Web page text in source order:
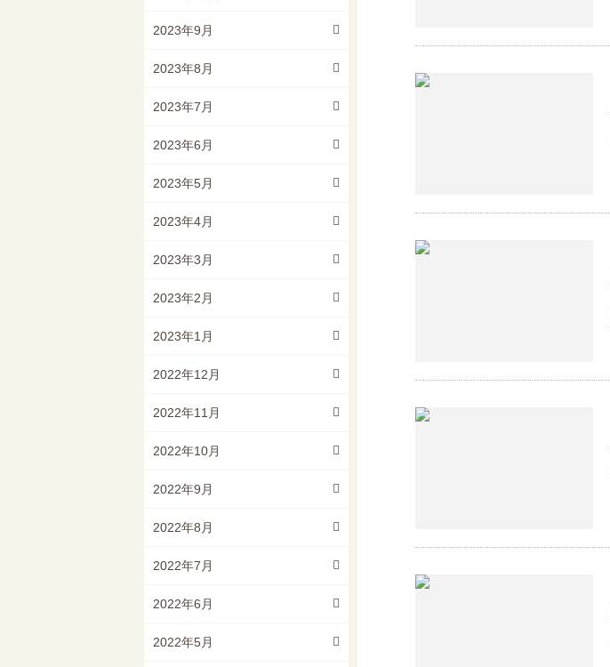
2023年9月
2023年8月
2023年7月
2023年6月
2023年5月
2023年4月
2023年3月
2023年2月
2023年1月
2022年12月
2022年11月
2022年10月
2022年9月
2022年8月
2022年7月
2022年6月
2022年5月